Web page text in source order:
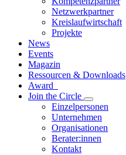
Netzwerkpartner
Kreislaufwirtschaft
Projekte
News
Events
Magazin
Ressourcen & Downloads
Award
Join the Circle
Einzelpersonen
Unternehmen
Organisationen
Berater:innen
Kontakt